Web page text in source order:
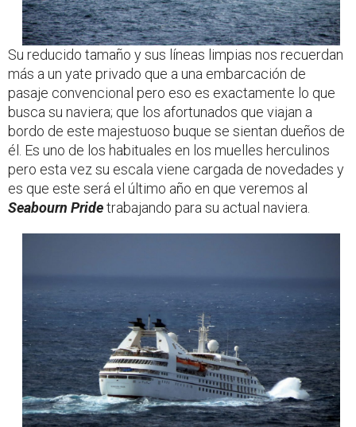
Su reducido tamaño y sus líneas limpias nos recuerdan
más a un yate privado que a una embarcación de
pasaje convencional pero eso es exactamente lo que
busca su naviera; que los afortunados que viajan a
bordo de este majestuoso buque se sientan dueños de
él. Es uno de los habituales en los muelles herculinos
pero esta vez su escala viene cargada de novedades y
es que este será el último año en que veremos al
Seabourn Pridetrabajando para su actual naviera.